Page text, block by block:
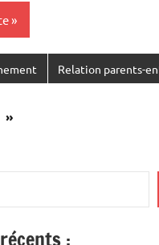
Relation parents-
Articles
»
: